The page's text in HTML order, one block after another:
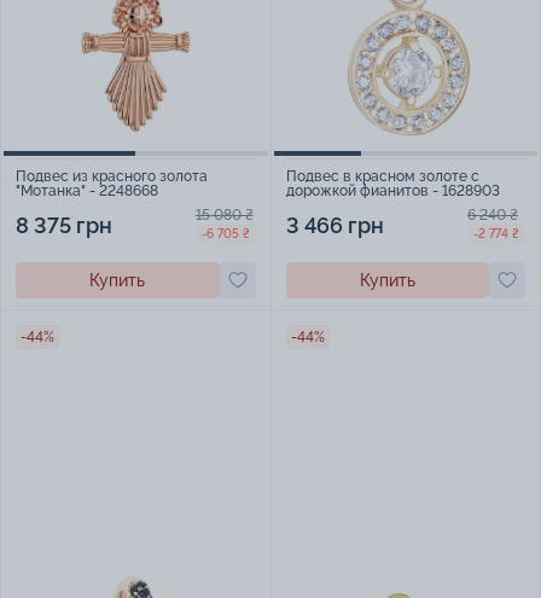
Подвес из красного золота
"Мотанка" - 2248668
8 375 грн 15 080 ₴
-6 705 ₴
Купить
Подвес в красном золоте с
дорожкой фианитов - 1628903
3 466 грн 6 240 ₴
-2 774 ₴
Купить
-44% -44%